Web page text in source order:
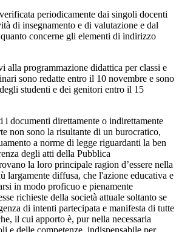
periodicamente dai singoli docenti
di insegnamento e di valutazione e dal
concerne gli elementi di indirizzo
alla programmazione didattica per classi e
sono redatte entro il 10 novembre e sono
studenti e dei genitori entro il 15
i documenti direttamente o indirettamente
non sono la risultante di un burocratico,
a norme di legge riguardanti la ben
degli atti della Pubblica
la loro principale ragion d’essere nella
largamente diffusa, che l'azione educativa e
in modo proficuo e pienamente
richieste della società attuale soltanto se
di intenti partecipata e manifesta di tutte
il cui apporto è, pur nella necessaria